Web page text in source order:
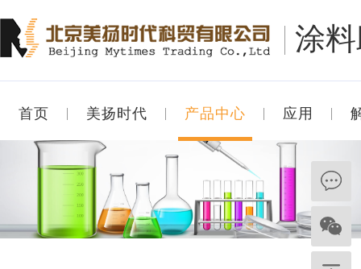
涂
首页 美扬时代 产品中心 应用